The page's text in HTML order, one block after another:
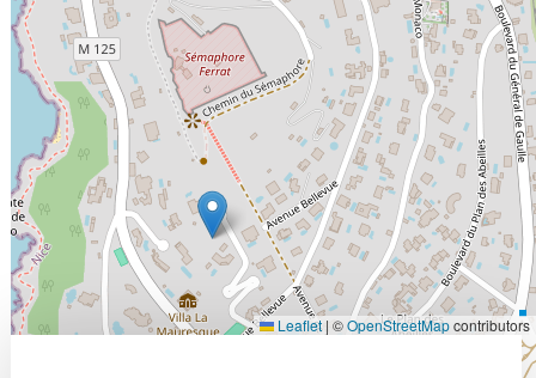
Leaflet | ©OpenStreetMapcontributors